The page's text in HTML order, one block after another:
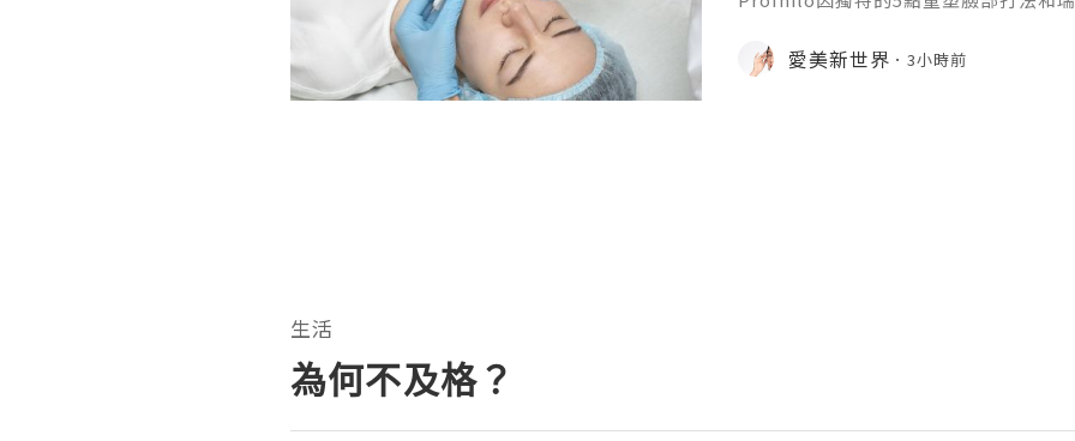
麼？它有什麼效果？瑞士5點提升針有
位就能得到清晰的答案。1.生物重塑
愛美新世界 3小時前
生活
為何不及格？